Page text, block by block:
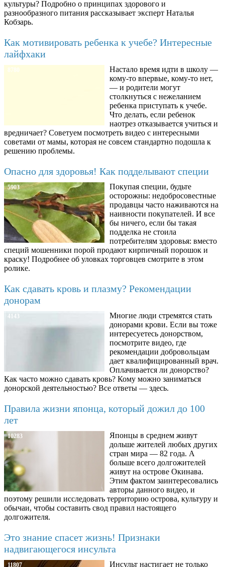
культуры? Подробно о принципах здорового и
разнообразного питания рассказывает эксперт Наталья
Кобзарь.
Как мотивировать ребенка к учебе? Интересные
лайфхаки
8780
Настало время идти в школу —
кому-то впервые, кому-то нет,
— и родители могут
столкнуться с нежеланием
ребенка приступать к учебе.
Что делать, если ребенок
наотрез отказывается учиться и
вредничает? Советуем посмотреть видео с интересными
советами от мамы, которая не совсем стандартно подошла к
решению проблемы.
Опасно для здоровья! Как подделывают специи
5903
Покупая специи, будьте
осторожны: недобросовестные
продавцы часто наживаются на
наивности покупателей. И все
бы ничего, если бы такая
подделка не стоила
потребителям здоровья: вместо
специй мошенники порой продают кирпичный порошок и
краску! Подробнее об уловках торговцев смотрите в этом
ролике.
Как сдавать кровь и плазму? Рекомендации
донорам
4143
Многие люди стремятся стать
донорами крови. Если вы тоже
интересуетесь донорством,
посмотрите видео, где
рекомендации добровольцам
дает квалифицированный врач.
Оплачивается ли донорство?
Как часто можно сдавать кровь? Кому можно заниматься
донорской деятельностью? Все ответы — здесь.
Правила жизни японца, который дожил до 100
лет
10283
Японцы в среднем живут
дольше жителей любых других
стран мира — 82 года. А
больше всего долгожителей
живут на острове Окинава.
Этим фактом заинтересовались
авторы данного видео, и
поэтому решили исследовать территорию острова, культуру и
обычаи, чтобы составить свод правил настоящего
долгожителя.
Это знание спасет жизнь! Признаки
надвигающегося инсульта
11807
Инсульт настигает не только